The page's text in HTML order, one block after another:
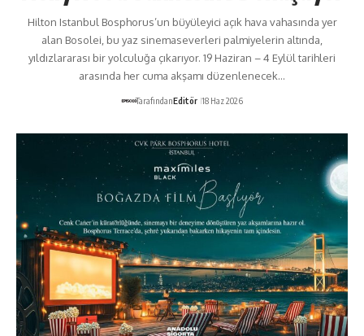
Hilton Istanbul Bosphorus’un büyüleyici açık hava vahasında yer
alan Bosolei, bu yaz sinemaseverleri palmiyelerin altında,
yıldızlararası bir yolculuğa çıkarıyor. 19 Haziran – 4 Eylül tarihleri
arasında her cuma akşamı düzenlenecek…
TarafındanEditör 18 Haz 2026